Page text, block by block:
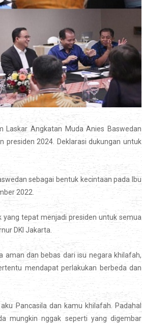
Angkatan Muda Anies Baswedan
presiden 2024. Deklarasi dukungan untuk
sebagai bentuk kecintaan pada Ibu
2022.
yang tepat menjadi presiden untuk semua
DKI Jakarta.
aman dan bebas dari isu negara khilafah,
mendapat perlakukan berbeda dan
Pancasila dan kamu khilafah. Padahal
mungkin nggak seperti yang digembar